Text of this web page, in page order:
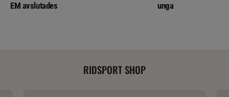
EM avslutades
unga
RIDSPORT SHOP